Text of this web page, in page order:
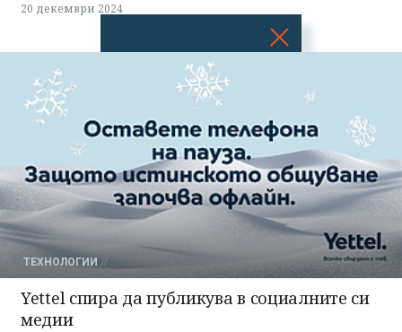
Успешно
излязохте от
профила си!
20 декември 2024
ТЕХНОЛОГИИ
Yettel спира да публикува в социалните си
медии